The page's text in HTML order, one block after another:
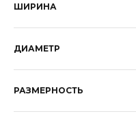
ШИРИНА
ДИАМЕТР
РАЗМЕРНОСТЬ